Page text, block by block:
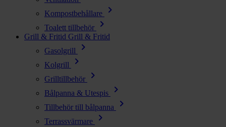
Kompostbehållare chevron_right
Toalett tillbehör chevron_right
Grill & Fritid Grill & Fritid
Gasolgrill
chevron_right
Kolgrill chevron_right
Grilltillbehör chevron_right
Bålpanna & Utespis chevron_right
Tillbehör till bålpanna chevron_right
Terrassvärmare chevron_right